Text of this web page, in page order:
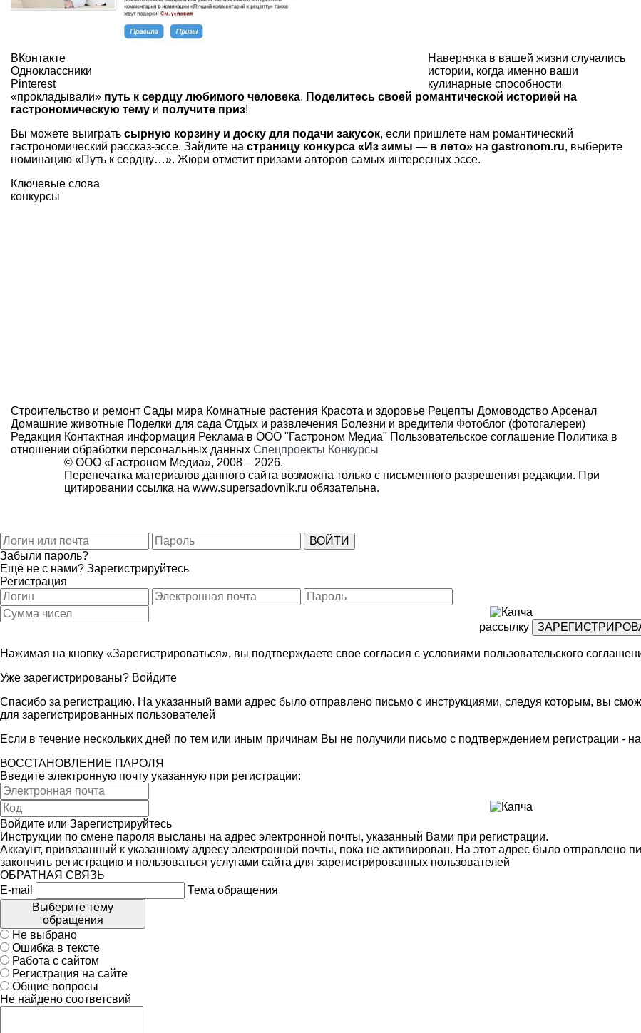
ВКонтакте
Одноклассники
Pinterest
Наверняка в вашей жизни случались
истории, когда именно ваши
кулинарные способности
«прокладывали» путь к сердцу любимого человека. Поделитесь своей романтической историей на
гастрономическую тему и получите приз!
Вы можете выиграть сырную корзину и доску для подачи закусок, если пришлёте нам романтический
гастрономический рассказ-эссе. Зайдите на страницу конкурса «Из зимы — в лето» на gastronom.ru, выберите
номинацию «Путь к сердцу…». Жюри отметит призами авторов самых интересных эссе.
Ключевые слова
конкурсы
Строительство и ремонт Сады мира Комнатные растения Красота и здоровье Рецепты Домоводство Арсенал
Домашние животные Поделки для сада Отдых и развлечения Болезни и вредители Фотоблог (фотогалереи)
Редакция Контактная информация Реклама в ООО "Гастроном Медиа" Пользовательское соглашение Политика в
отношении обработки персональных данных Спецпроекты Конкурсы
© ООО «Гастроном Медиа», 2008 – 2026.
Перепечатка материалов данного сайта возможна только с письменного разрешения редакции. При
цитировании ссылка на www.supersadovnik.ru обязательна.
Забыли пароль?
Ещё не с нами? Зарегистрируйтесь
Регистрация
рассылку
Нажимая на кнопку «Зарегистрироваться», вы подтверждаете свое согласия с условиями пользовательского
Уже зарегистрированы? Войдите
Спасибо за регистрацию. На указанный вами адрес было отправлено письмо с инструкциями, следуя которым, вы
для зарегистрированных пользователей
Если в течение нескольких дней по тем или иным причинам Вы не получили письмо с подтверждением регистрации -
ВОССТАНОВЛЕНИЕ ПАРОЛЯ
Введите электронную почту указанную при регистрации:
Войдите или Зарегистрируйтесь
Инструкции по смене пароля высланы на адрес электронной почты, указанный Вами при регистрации.
Аккаунт, привязанный к указанному адресу электронной почты, пока не активирован. На этот адрес было отправлено
закончить регистрацию и пользоваться услугами сайта для зарегистрированных пользователей
ОБРАТНАЯ СВЯЗЬ
E-mail
Тема обращения
Выберите тему
обращения
Не выбрано
Ошибка в тексте
Работа с сайтом
Регистрация на сайте
Общие вопросы
Не найдено соответсвий